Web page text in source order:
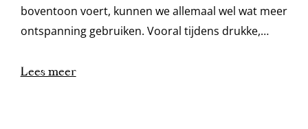
boventoon voert, kunnen we allemaal wel wat meer
ontspanning gebruiken. Vooral tijdens drukke,
aan een van de meest relaxte wezens op aarde, de
Lees meer